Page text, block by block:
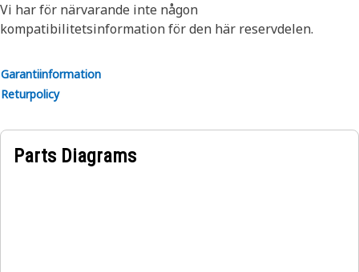
Vi har för närvarande inte någon
kompatibilitetsinformation för den här reservdelen.
Garantiinformation
Returpolicy
Parts Diagrams